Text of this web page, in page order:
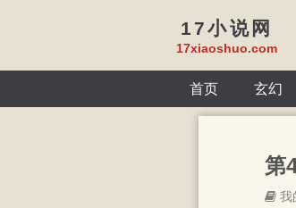
17小说网
17xiaoshuo.com
首页 玄幻
第
我